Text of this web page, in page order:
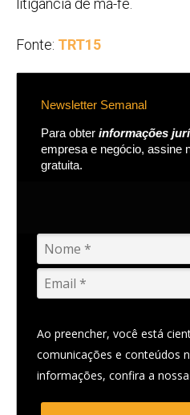
litigância de má-fé.
Fonte: TRT15
Newsletter Semanal
Para obter informações
empresa e negócio, assine
gratuita.
Ao preencher, você está
comunicações e conteúdos
informações, confira a nossa